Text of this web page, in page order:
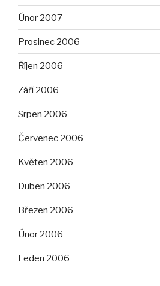
Únor 2007
Prosinec 2006
Říjen 2006
Září 2006
Srpen 2006
Červenec 2006
Květen 2006
Duben 2006
Březen 2006
Únor 2006
Leden 2006